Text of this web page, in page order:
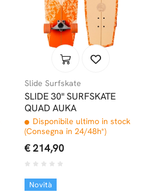
Slide Surfskate
SLIDE 30" SURFSKATE
QUAD AUKA
Disponibile ultimo in stock
(Consegna in 24/48h*)
€ 214,90
Novità